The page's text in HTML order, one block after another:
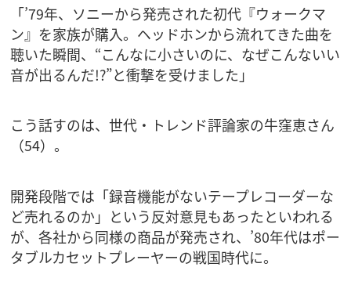
「’79年、ソニーから発売された初代『ウォークマ
ン』を家族が購入。ヘッドホンから流れてきた曲を
聴いた瞬間、“こんなに小さいのに、なぜこんないい
音が出るんだ!?”と衝撃を受けました」
こう話すのは、世代・トレンド評論家の牛窪恵さん
（54）。
開発段階では「録音機能がないテープレコーダーな
ど売れるのか」という反対意見もあったといわれる
が、各社から同様の商品が発売され、’80年代はポー
タブルカセットプレーヤーの戦国時代に。